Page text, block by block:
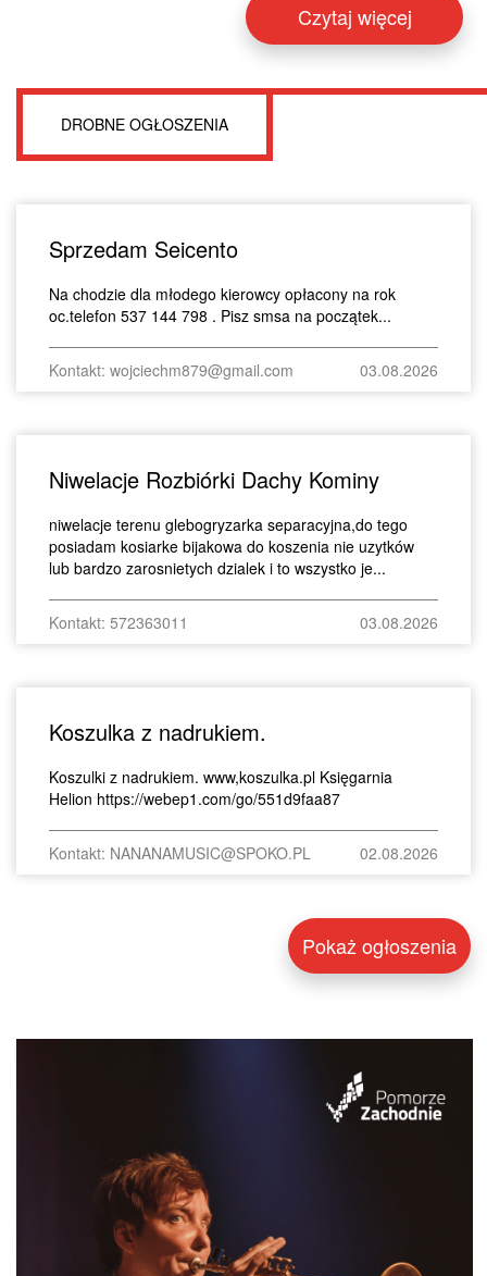
Czytaj więcej
DROBNE OGŁOSZENIA
Sprzedam Seicento
Na chodzie dla młodego kierowcy opłacony na rok
oc.telefon 537 144 798 . Pisz smsa na początek...
Kontakt: wojciechm879@gmail.com 03.08.2026
Niwelacje Rozbiórki Dachy Kominy
niwelacje terenu glebogryzarka separacyjna,do tego
posiadam kosiarke bijakowa do koszenia nie uzytków
lub bardzo zarosnietych dzialek i to wszystko je...
Kontakt: 572363011 03.08.2026
Koszulka z nadrukiem.
Koszulki z nadrukiem. www,koszulka.pl Księgarnia
Helion https://webep1.com/go/551d9faa87
Kontakt: NANANAMUSIC@SPOKO.PL 02.08.2026
Pokaż ogłoszenia